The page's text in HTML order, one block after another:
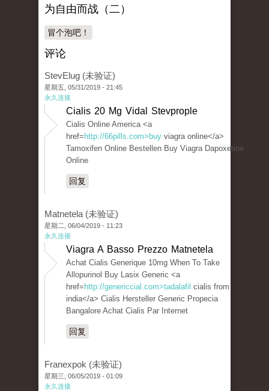
为自由而战（二）
冒个泡吧！
评论
StevElug (未验证)
星期五, 05/31/2019 - 21:45
永久连接
Cialis 20 Mg Vidal Stevprople
Cialis Online America <a
href= http://66pills.com>buy viagra online</a>
Tamoxifen Online Bestellen Buy Viagra Dapoxetine
Online
回复
Matnetela (未验证)
星期二, 06/04/2019 - 11:23
永久连接
Viagra A Basso Prezzo Matnetela
Achat Cialis Generique 10mg When To Take
Allopurinol Buy Lasix Generic <a
href= http://genericcial.com>tadalafil cialis from
india</a> Cialis Hersteller Generic Propecia
Bangalore Achat Cialis Par Internet
回复
Franexpok (未验证)
星期三, 06/05/2019 - 01:09
永久连接